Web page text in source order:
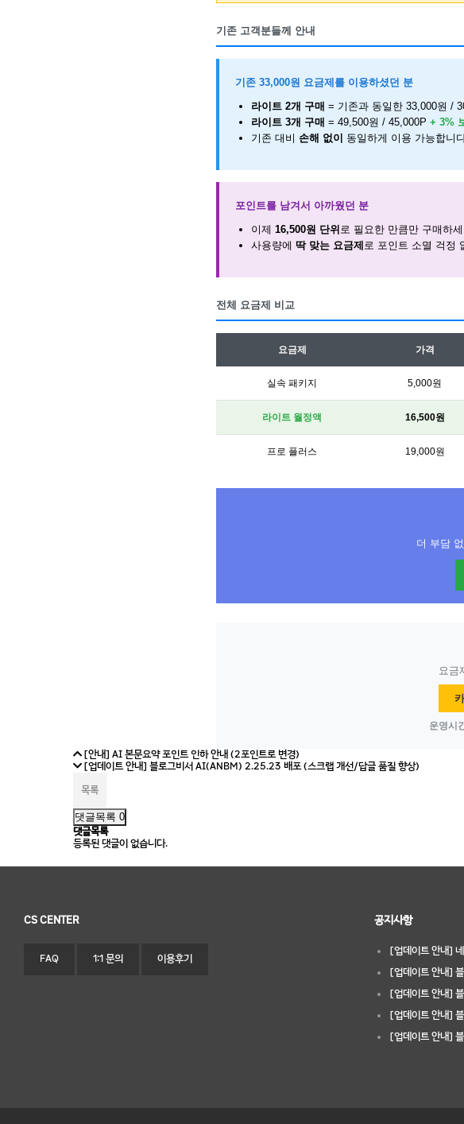
기존 고객분들께 안내
기존 33,000원 요금제를 이용하셨던 분
라이트 2개 구매 = 기존과 동일한 33,000원 /
라이트 3개 구매 = 49,500원 / 45,000P + 3%
기존 대비 손해 없이 동일하게 이용 가능합니
포인트를 남겨서 아까웠던 분
이제 16,500원 단위 로 필요한 만큼만 구매하
사용량에 딱 맞는 요금제 로 포인트 소멸 걱정
전체 요금제 비교
요금제 가격
실속 패키지 5,000원
라이트 월정액 16,500원
프로 플러스 19,000원
더 부담
요금
운영시
[안내] AI 본문요약 포인트 인하 안내 (2포인트로 변경)
[업데이트 안내] 블로그비서 AI(ANBM) 2.25.23 배포 (스크랩 개선/답글 품질 향상)
목록
댓글목록 0
댓글목록
등록된 댓글이 없습니다.
CS CENTER
FAQ 1:1 문의 이용후기
공지사항
[업데이트 안내]
[업데이트 안내]